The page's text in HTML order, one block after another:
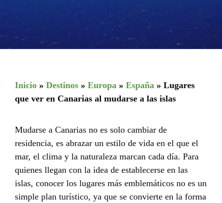
Inicio » Destinos » Europa » España » Lugares
que ver en Canarias al mudarse a las islas
Mudarse a Canarias no es solo cambiar de
residencia, es abrazar un estilo de vida en el que el
mar, el clima y la naturaleza marcan cada día. Para
quienes llegan con la idea de establecerse en las
islas, conocer los lugares más emblemáticos no es un
simple plan turístico, ya que se convierte en la forma